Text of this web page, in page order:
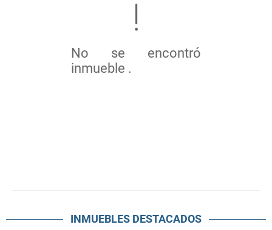
No se encontró
inmueble .
INMUEBLES DESTACADOS